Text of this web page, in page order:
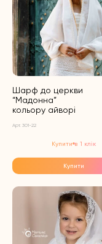
Шарф до церкви
“Мадонна”
кольору айворі
Арт. 301-22
Купити в 1 клік
Купити